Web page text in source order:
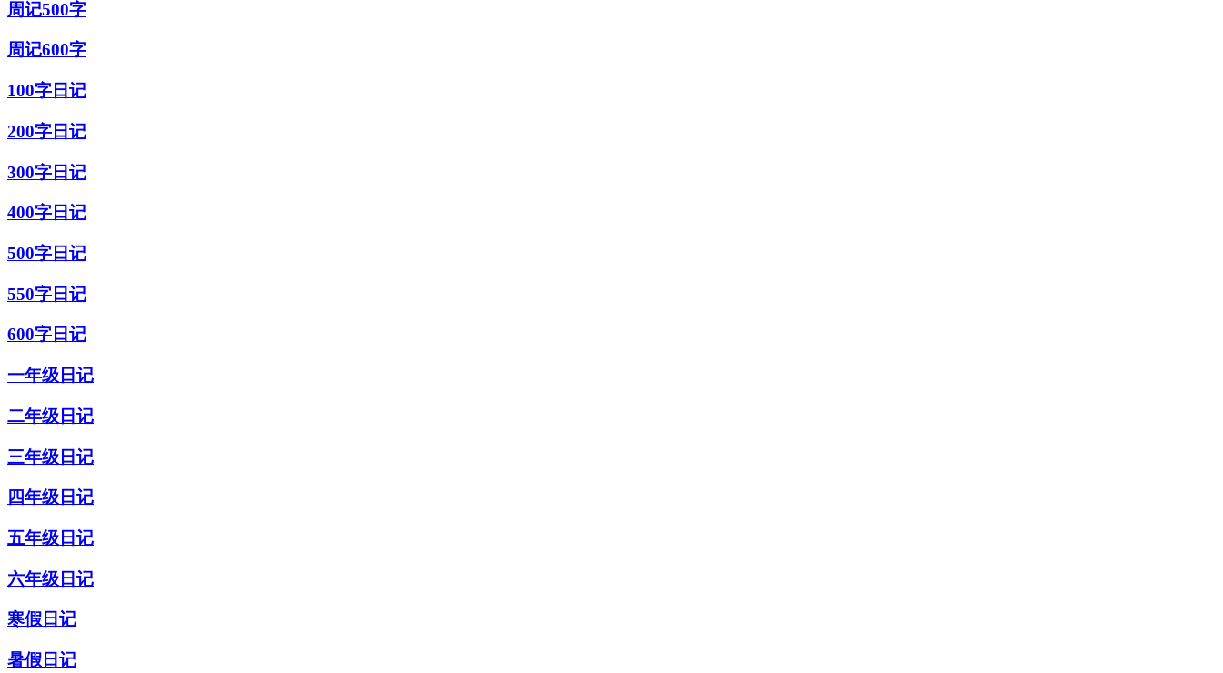
周记500字
周记600字
100字日记
200字日记
300字日记
400字日记
500字日记
550字日记
600字日记
一年级日记
二年级日记
三年级日记
四年级日记
五年级日记
六年级日记
寒假日记
暑假日记